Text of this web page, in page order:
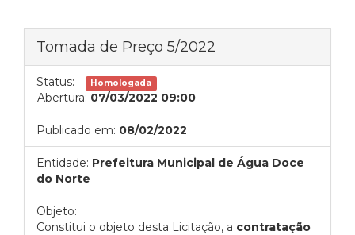
Tomada de Preço 5/2022
Status: Homologada
Abertura: 07/03/2022 09:00
Publicado em: 08/02/2022
Entidade: Prefeitura Municipal de Água Doce
do Norte
Objeto:
Constitui o objeto desta Licitação, a contratação